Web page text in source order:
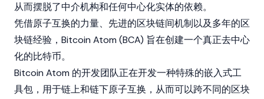
从而摆脱了中介机构和任何中心化实体的依赖。
凭借原子互换的力量、先进的区块链间机制以及多年的区
块链经验，Bitcoin Atom (BCA) 旨在创建一个真正去中心
化的比特币。
Bitcoin Atom 的开发团队正在开发一种特殊的嵌入式工
具包，用于链上和链下原子互换，从而可以跨不同的区块